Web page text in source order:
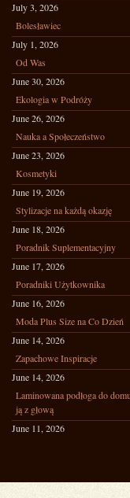
July 3, 2026
Bolesławiec
July 1, 2026
Od Was
June 30, 2026
Ekologia w Podróży
June 26, 2026
Nauka a Społeczeństwo
June 23, 2026
Kosmetyki
June 19, 2026
Stylizacje na każdą okazję
June 18, 2026
Poradnik Suplementacyjny
June 17, 2026
Poradniki Użytkownika
June 16, 2026
Moda Plus Size na Co Dzień
June 14, 2026
Zapachowe Inspiracje
June 14, 2026
Laminowana podłoga do
ją z głową
June 11, 2026